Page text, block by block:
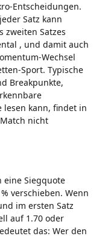
Entscheidungen.
Satz kann
zweiten Satzes
, und damit auch
Wechsel
Sport. Typische
Breakpunkte,
lesen kann, findet in
nicht
eine Siegquote
verschieben. Wenn
im ersten Satz
auf 1.70 oder
das: Wer den